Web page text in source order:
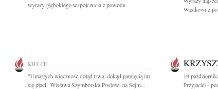
wyrazy głębokiego współczucia z powodu...
Wąsikowi z
KIELCE
"Umarłych wieczność dotąd trwa, dokąd pamięcią im
się płaci" Wisława Szymborska Posłowi na Sejm...
19
Przyjaciel -